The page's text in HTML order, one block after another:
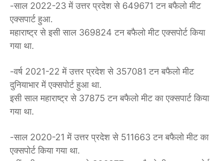
-साल 2022-23 में उत्तर प्रदेश से 649671 टन बफैलो मीट
एक्सपार्ट हुआ.
महाराष्ट्र से इसी साल 369824 टन बफैलो मीट एक्सपोर्ट किया
गया था.
-वर्ष 2021-22 में उत्तर प्रदेश से 357081 टन बफैलो मीट
दुनियाभार में एक्सपोर्ट हुआ था.
इसी साल महाराष्ट्र से 37875 टन बफैलो मीट का एक्सपार्ट किया
गया था.
-साल 2020-21 में उत्तर प्रदेश से 511663 टन बफैलो मीट का
एक्सपोर्ट किया गया था.